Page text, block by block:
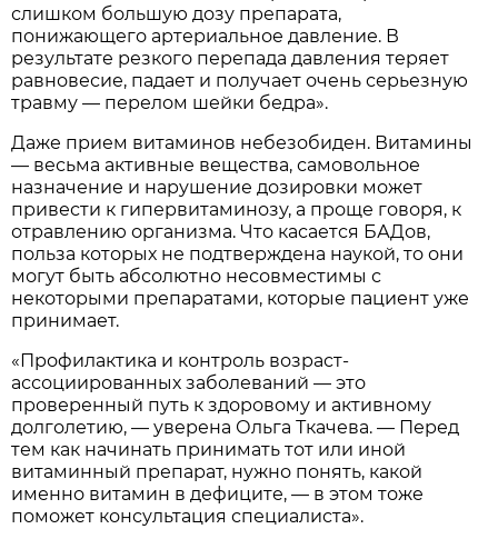
слишком большую дозу препарата,
понижающего артериальное давление. В
результате резкого перепада давления теряет
равновесие, падает и получает очень серьезную
травму — перелом шейки бедра».
Даже прием витаминов небезобиден. Витамины
— весьма активные вещества, самовольное
назначение и нарушение дозировки может
привести к гипервитаминозу, а проще говоря, к
отравлению организма. Что касается БАДов,
польза которых не подтверждена наукой, то они
могут быть абсолютно несовместимы с
некоторыми препаратами, которые пациент уже
принимает.
«Профилактика и контроль возраст-
ассоциированных заболеваний — это
проверенный путь к здоровому и активному
долголетию, — уверена Ольга Ткачева. — Перед
тем как начинать принимать тот или иной
витаминный препарат, нужно понять, какой
именно витамин в дефиците, — в этом тоже
поможет консультация специалиста».